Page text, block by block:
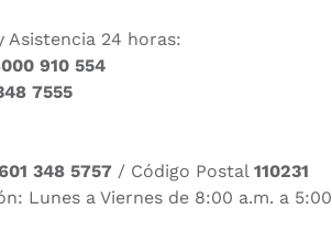
Asistencia 24 horas:
910 554
7555
348 5757 / Código Postal 110231
Lunes a Viernes de 8:00 a.m. a 5:00